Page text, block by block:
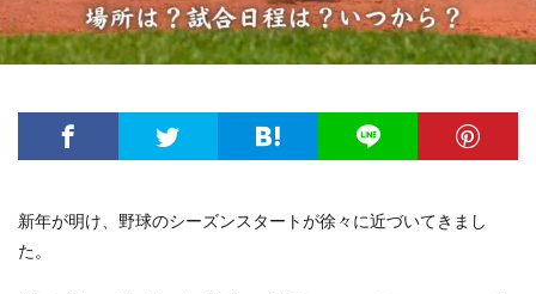
新年が明け、野球のシーズンスタートが徐々に近づいてきまし
た。